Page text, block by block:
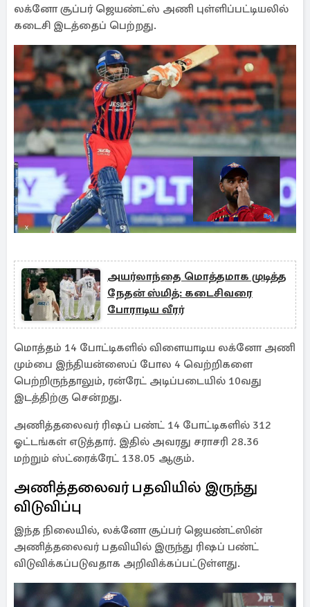
லக்னோ சூப்பர் ஜெயண்ட்ஸ் அணி புள்ளிப்பட்டியலில்
கடைசி இடத்தைப் பெற்றது.
அயர்லாந்தை மொத்தமாக முடித்த
நேதன் ஸ்மித்: கடைசிவரை
போராடிய வீரர்
மொத்தம் 14 போட்டிகளில் விளையாடிய லக்னோ அணி
மும்பை இந்தியன்ஸைப் போல 4 வெற்றிகளை
பெற்றிருந்தாலும், ரன்ரேட் அடிப்படையில் 10வது
இடத்திற்கு சென்றது.
அணித்தலைவர் ரிஷப் பண்ட் 14 போட்டிகளில் 312
ஓட்டங்கள் எடுத்தார். இதில் அவரது சராசரி 28.36
மற்றும் ஸ்ட்ரைக்ரேட் 138.05 ஆகும்.
அணித்தலைவர் பதவியில் இருந்து
விடுவிப்பு
இந்த நிலையில், லக்னோ சூப்பர் ஜெயண்ட்ஸின்
அணித்தலைவர் பதவியில் இருந்து ரிஷப் பண்ட்
விடுவிக்கப்படுவதாக அறிவிக்கப்பட்டுள்ளது.